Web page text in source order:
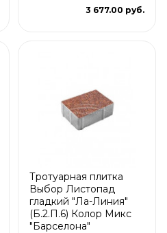
3 677.00 руб.
Тротуарная плитка
Выбор Листопад
гладкий "Ла-Линия"
(Б.2.П.6) Колор Микс
"Барселона"